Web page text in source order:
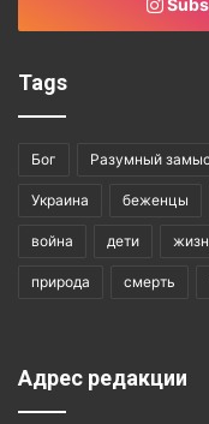
Tags
Бог Разумный
Украина беженцы
война дети
природа смерть
Адрес редакции